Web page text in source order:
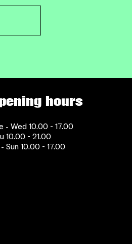
hours
- Wed 10.00 - 17.00
10.00 - 21.00
Sun 10.00 - 17.00